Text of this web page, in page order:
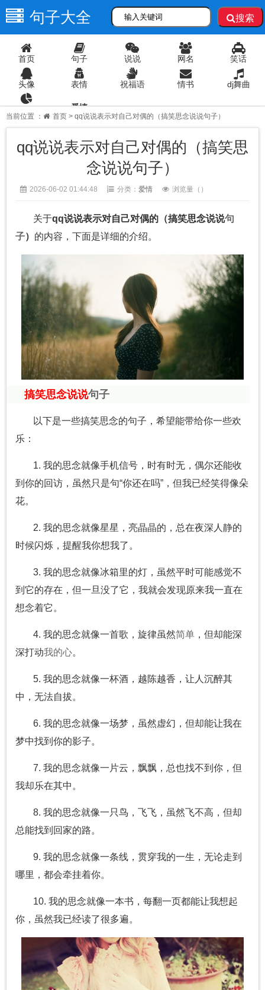
句子大全 搜索
首页 句子 说说 网名 笑话
头像 表情 祝福语 情书 dj舞曲
爱情
当前位置 ： 首页 > qq说说表示对自己对偶的（搞笑思念说说句子）
qq说说表示对自己对偶的（搞笑思
念说说句子）
2026-06-02 01:44:48 分类： 爱情 浏览量（ ）
关于qq说说表示对自己对偶的（搞笑思念说说句
子） 的内容，下面是详细的介绍。
搞笑思念说说句子
以下是一些搞笑思念的句子，希望能带给你一些欢
乐：
1. 我的思念就像手机信号，时有时无，偶尔还能收
到你的回访，虽然只是句“你还在吗”，但我已经笑得像朵
花。
2. 我的思念就像星星，亮晶晶的，总在夜深人静的
时候闪烁，提醒我你想我了。
3. 我的思念就像冰箱里的灯，虽然平时可能感觉不
到它的存在，但一旦没了它，我就会发现原来我一直在
想念着它。
4. 我的思念就像一首歌，旋律虽然简单 ，但却能深
深打动我的心。
5. 我的思念就像一杯酒，越陈越香，让人沉醉其
中，无法自拔。
6. 我的思念就像一场梦，虽然虚幻，但却能让我在
梦中找到你的影子。
7. 我的思念就像一片云，飘飘，总也找不到你，但
我却乐在其中。
8. 我的思念就像一只鸟，飞飞，虽然飞不高，但却
总能找到回家的路。
9. 我的思念就像一条线，贯穿我的一生，无论走到
哪里，都会牵挂着你。
10. 我的思念就像一本书，每翻一页都能让我想起
你，虽然我已经读了很多遍。